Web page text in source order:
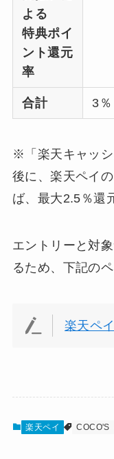
よる
特典ポイ
ント還元
率
合計 3％
※「楽天キャッシ
後に、楽天ペイ
ば、最大2.5％還
エントリーと対
るため、下記の
楽天ペ
楽天ペイ COCO'S